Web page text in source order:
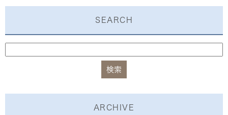
SEARCH
ARCHIVE